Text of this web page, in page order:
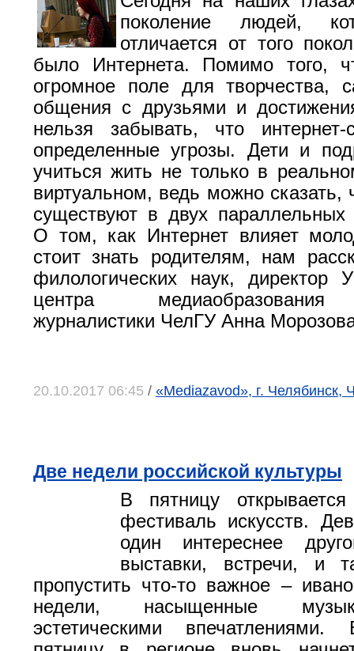
поколение людей,
отличается от того
было Интернета. Помимо того,
огромное поле для творчества,
общения с друзьями и
нельзя забывать, что
определенные угрозы. Дети и
учиться жить не только в
виртуальном, ведь можно сказать,
существуют в двух параллельных
О том, как Интернет влияет
стоит знать родителям, нам
филологических наук, директор
центра медиаобразования
журналистики ЧелГУ Анна
20.10.2017 06:45 / «Mediazavod», г. Челябинск,
Две недели российской культуры
В пятницу
фестиваль искусств.
один интереснее
выставки, встречи, и
пропустить что-то важное –
недели, насыщенные
эстетическими